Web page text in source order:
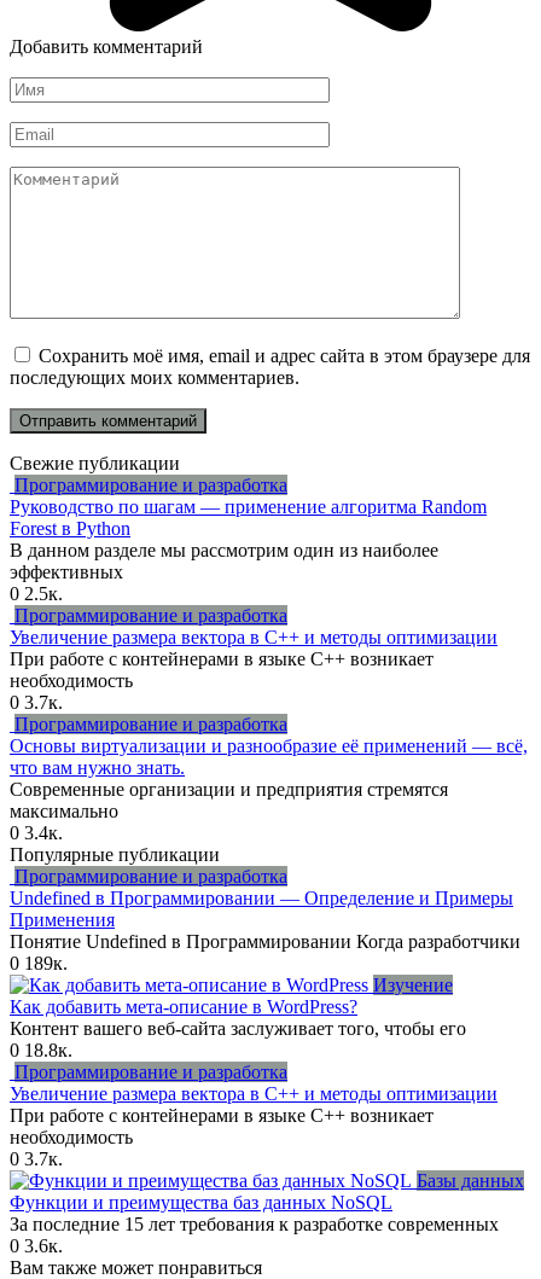
Добавить комментарий
Имя
*
Email
*
Комментарий
Сохранить моё имя, email и адрес сайта в этом браузере для
последующих моих комментариев.
Свежие публикации
Программирование и разработка
Руководство по шагам — применение алгоритма Random
Forest в Python
В данном разделе мы рассмотрим один из наиболее
эффективных
0 2.5к.
Программирование и разработка
Увеличение размера вектора в C++ и методы оптимизации
При работе с контейнерами в языке C++ возникает
необходимость
0 3.7к.
Программирование и разработка
Основы виртуализации и разнообразие её применений — всё,
что вам нужно знать.
Современные организации и предприятия стремятся
максимально
0 3.4к.
Популярные публикации
Программирование и разработка
Undefined в Программировании — Определение и Примеры
Применения
Понятие Undefined в Программировании Когда разработчики
0 189к.
Изучение
Как добавить мета-описание в WordPress?
Контент вашего веб-сайта заслуживает того, чтобы его
0 18.8к.
Программирование и разработка
Увеличение размера вектора в C++ и методы оптимизации
При работе с контейнерами в языке C++ возникает
необходимость
0 3.7к.
Базы данных
Функции и преимущества баз данных NoSQL
За последние 15 лет требования к разработке современных
0 3.6к.
Вам также может понравиться